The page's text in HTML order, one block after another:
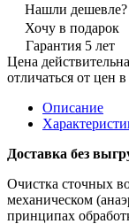
Нашли дешевле?
Хочу в подарок
Гарантия 5 лет
Цена
отличаться от цен
Описание
Доставка без
Очистка сточных
механическом
принципах